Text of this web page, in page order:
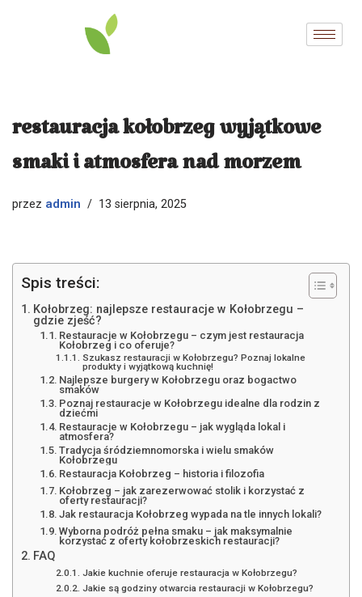
restauracja kołobrzeg wyjątkowe
smaki i atmosfera nad morzem
przez admin 13 sierpnia, 2025
Spis treści:
Kołobrzeg: najlepsze restauracje w Kołobrzegu –
gdzie zjeść?
Restauracje w Kołobrzegu – czym jest restauracja
Kołobrzeg i co oferuje?
Szukasz restauracji w Kołobrzegu? Poznaj lokalne
produkty i wyjątkową kuchnię!
Najlepsze burgery w Kołobrzegu oraz bogactwo
smaków
Poznaj restauracje w Kołobrzegu idealne dla rodzin z
dziećmi
Restauracje w Kołobrzegu – jak wygląda lokal i
atmosfera?
Tradycja śródziemnomorska i wielu smaków
Kołobrzegu
Restauracja Kołobrzeg – historia i filozofia
Kołobrzeg – jak zarezerwować stolik i korzystać z
oferty restauracji?
Jak restauracja Kołobrzeg wypada na tle innych lokali?
Wyborna podróż pełna smaku – jak maksymalnie
korzystać z oferty kołobrzeskich restauracji?
FAQ
Jakie kuchnie oferuje restauracja w Kołobrzegu?
Jakie są godziny otwarcia restauracji w Kołobrzegu?